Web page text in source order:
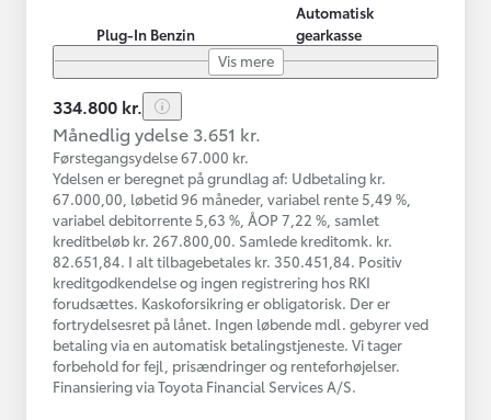
Plug-In Benzin
Automatisk
gearkasse
Vis mere
334.800 kr.
Månedlig ydelse 3.651 kr.
Førstegangsydelse 67.000 kr.
Ydelsen er beregnet på grundlag af: Udbetaling kr.
67.000,00, løbetid 96 måneder, variabel rente 5,49 %,
variabel debitorrente 5,63 %, ÅOP 7,22 %, samlet
kreditbeløb kr. 267.800,00. Samlede kreditomk. kr.
82.651,84. I alt tilbagebetales kr. 350.451,84. Positiv
kreditgodkendelse og ingen registrering hos RKI
forudsættes. Kaskoforsikring er obligatorisk. Der er
fortrydelsesret på lånet. Ingen løbende mdl. gebyrer ved
betaling via en automatisk betalingstjeneste. Vi tager
forbehold for fejl, prisændringer og renteforhøjelser.
Finansiering via Toyota Financial Services A/S.